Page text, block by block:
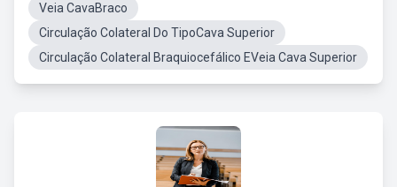
Veia CavaBraco
Circulação Colateral Do TipoCava Superior
Circulação Colateral Braquiocefálico EVeia Cava Superior